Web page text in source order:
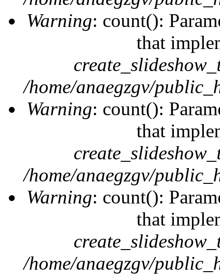
Warning: count():
that
/home/anaegzgv/
Warning: count():
that
/home/anaegzgv/
Warning: count():
that
/home/anaegzgv/